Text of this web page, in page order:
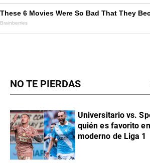
NO TE PIERDAS
Universitario vs.
quién es favorito
moderno de Liga 1